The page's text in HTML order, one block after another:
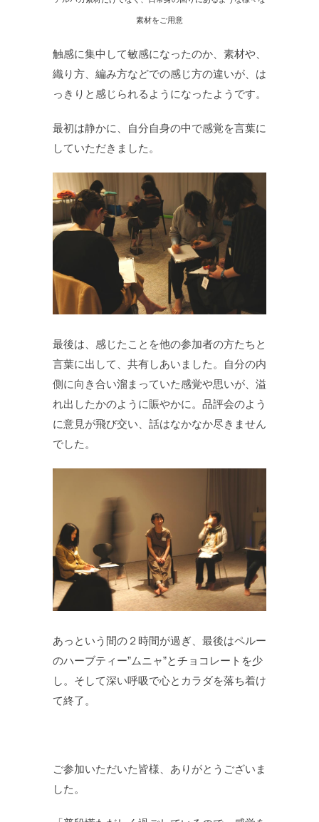
素材をご用意
触感に集中して敏感になったのか、素材や、
織り方、編み方などでの感じ方の違いが、は
っきりと感じられるようになったようです。
最初は静かに、自分自身の中で感覚を言葉に
していただきました。
最後は、感じたことを他の参加者の方たちと
言葉に出して、共有しあいました。自分の内
側に向き合い溜まっていた感覚や思いが、溢
れ出したかのように賑やかに。品評会のよう
に意見が飛び交い、話はなかなか尽きません
でした。
あっという間の２時間が過ぎ、最後はペルー
のハーブティー”ムニャ”とチョコレートを少
し。そして深い呼吸で心とカラダを落ち着け
て終了。
ご参加いただいた皆様、ありがとうございま
した。